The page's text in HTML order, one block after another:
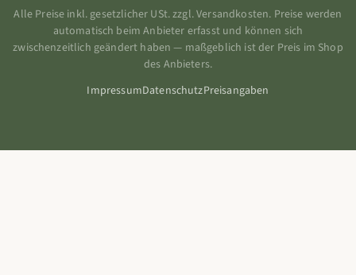
Alle Preise inkl. gesetzlicher USt. zzgl. Versandkosten. Preise werden
automatisch beim Anbieter erfasst und können sich
zwischenzeitlich geändert haben — maßgeblich ist der Preis im Shop
des Anbieters.
ImpressumDatenschutzPreisangaben